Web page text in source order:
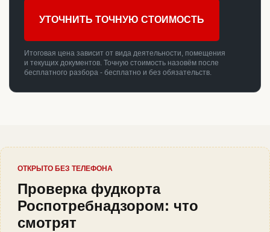
УТОЧНИТЬ ТОЧНУЮ СТОИМОСТЬ
Итоговая цена зависит от вида деятельности, помещения
и текущих документов. Точную стоимость назовём после
бесплатного разбора - бесплатно и без обязательств.
ОТКРЫТО БЕЗ ТЕЛЕФОНА
Проверка фудкорта
Роспотребнадзором: что
смотрят